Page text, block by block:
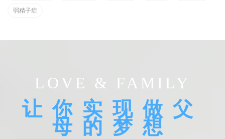
弱精子症
LOVE & FAMILY
让你实现做父
母的梦想